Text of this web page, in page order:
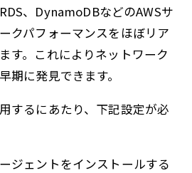
、DynamoDBなどのAWSサ
クパフォーマンスをほぼリア
す。これによりネットワーク
期に発見できます。
するにあたり、下記設定が必
ジェントをインストールする